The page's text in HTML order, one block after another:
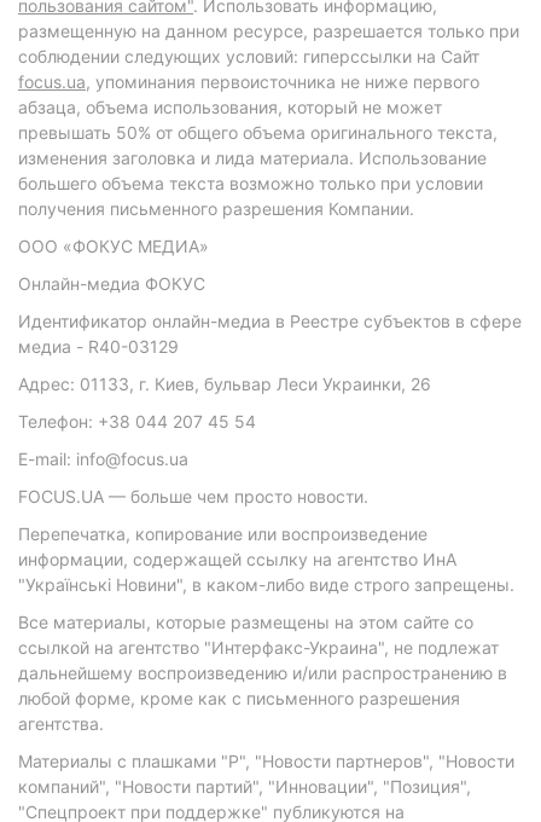
пользования сайтом". Использовать информацию,
размещенную на данном ресурсе, разрешается только при
соблюдении следующих условий: гиперссылки на Сайт
focus.ua, упоминания первоисточника не ниже первого
абзаца, объема использования, который не может
превышать 50% от общего объема оригинального текста,
изменения заголовка и лида материала. Использование
большего объема текста возможно только при условии
получения письменного разрешения Компании.
ООО «ФОКУС МЕДИА»
Онлайн-медиа ФОКУС
Идентификатор онлайн-медиа в Реестре субъектов в сфере
медиа - R40-03129
Адрес: 01133, г. Киев, бульвар Леси Украинки, 26
Телефон: +38 044 207 45 54
E-mail: info@focus.ua
FOCUS.UA — больше чем просто новости.
Перепечатка, копирование или воспроизведение
информации, содержащей ссылку на агентство ИнА
"Українські Новини", в каком-либо виде строго запрещены.
Все материалы, которые размещены на этом сайте со
ссылкой на агентство "Интерфакс-Украина", не подлежат
дальнейшему воспроизведению и/или распространению в
любой форме, кроме как с письменного разрешения
агентства.
Материалы с плашками "Р", "Новости партнеров", "Новости
компаний", "Новости партий", "Инновации", "Позиция",
"Спецпроект при поддержке" публикуются на